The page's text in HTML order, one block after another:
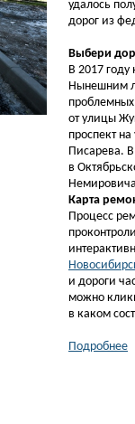
удалось
дорог из
Выбери
В 2017
Нынешним
от улицы
проспект
Писарева.
в
Карта
Процесс
и дороги
можно
в каком
Подробнее